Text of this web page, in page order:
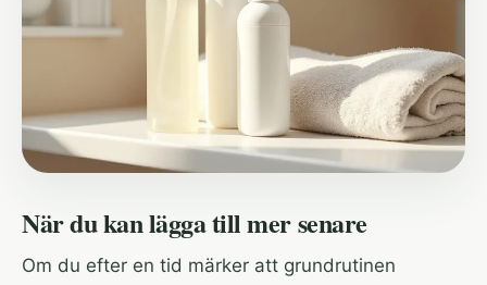
När du kan lägga till mer senare
Om du efter en tid märker att grundrutinen